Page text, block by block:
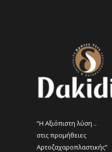
“Η Αξιόπιστη λύση ..
στις προμήθειες
Αρτοζαχαροπλαστικής”